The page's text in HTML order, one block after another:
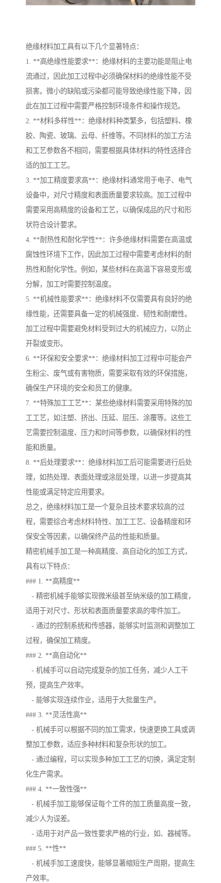
绝缘材料加工具有以下几个显著特点：
1. **高绝缘性能要求**：绝缘材料的主要功能是阻止电
流通过，因此加工过程中必须确保材料的绝缘性能不受
损害。微小的缺陷或污染都可能导致绝缘性能下降，因
此在加工过程中需要严格控制环境条件和操作规范。
2. **材料多样性**：绝缘材料种类繁多，包括塑料、橡
胶、陶瓷、玻璃、云母、纤维等。不同材料的加工方法
和工艺参数各不相同，需要根据具体材料的特性选择合
适的加工工艺。
3. **加工精度要求高**：绝缘材料通常用于电子、电气
设备中，对尺寸精度和表面质量要求较高。加工过程中
需要采用高精度的设备和工艺，以确保成品的尺寸和形
状符合设计要求。
4. **耐热性和耐化学性**：许多绝缘材料需要在高温或
腐蚀性环境下工作，因此加工过程中需要考虑材料的耐
热性和耐化学性。例如，某些材料在高温下容易变形或
分解，加工时需要控制温度。
5. **机械性能要求**：绝缘材料不仅需要具有良好的绝
缘性能，还需要具备一定的机械强度、韧性和耐磨性。
加工过程中需要避免材料受到过大的机械应力，以防止
开裂或变形。
6. **环保和安全要求**：绝缘材料加工过程中可能会产
生粉尘、废气或有害物质，需要采取有效的环保措施，
确保生产环境的安全和员工的健康。
7. **特殊加工工艺**：某些绝缘材料需要采用特殊的加
工工艺，如注塑、挤出、压延、层压、涂覆等。这些工
艺需要控制温度、压力和时间等参数，以确保材料的性
能和质量。
8. **后处理要求**：绝缘材料加工后可能需要进行后处
理，如热处理、表面处理或涂层处理，以进一步提高其
性能或满足特定应用要求。
总之，绝缘材料加工是一个复杂且技术要求较高的过
程，需要综合考虑材料特性、加工工艺、设备精度和环
保安全等因素，以确保终产品的性能和质量。
精密机械手加工是一种高精度、高自动化的加工方式，
具有以下特点：
### 1. **高精度**
- 精密机械手能够实现微米级甚至纳米级的加工精度，
适用于对尺寸、形状和表面质量要求高的零件加工。
- 通过的控制系统和传感器，能够实时监测和调整加工
过程，确保加工精度。
### 2. **高自动化**
- 机械手可以自动完成复杂的加工任务，减少人工干
预，提高生产效率。
- 能够实现连续作业，适用于大批量生产。
### 3. **灵活性高**
- 机械手可以根据不同的加工需求，快速更换工具或调
整加工参数，适应多种材料和复杂形状的加工。
- 通过编程，可以实现多种加工工艺的切换，满足定制
化生产需求。
### 4. **一致性强**
- 机械手加工能够保证每个工件的加工质量高度一致，
减少人为误差。
- 适用于对产品一致性要求严格的行业，如、器械等。
### 5. **性**
- 机械手加工速度快，能够显著缩短生产周期，提高生
产效率。